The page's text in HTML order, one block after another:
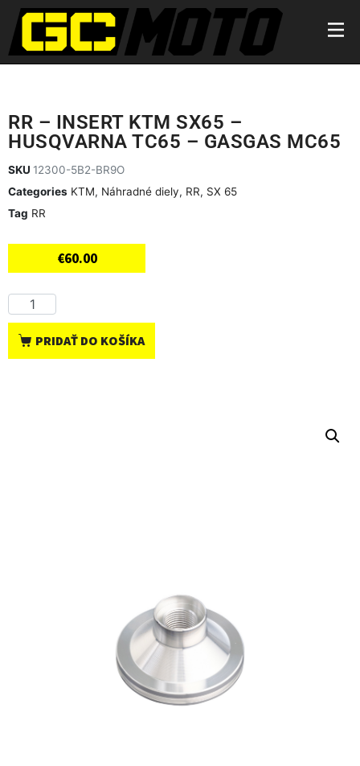
RR – INSERT KTM SX65 –
HUSQVARNA TC65 – GASGAS MC65
SKU 12300-5B2-BR9O
Categories KTM, Náhradné diely, RR, SX 65
Tag RR
€60.00
PRIDAŤ DO KOŠÍKA